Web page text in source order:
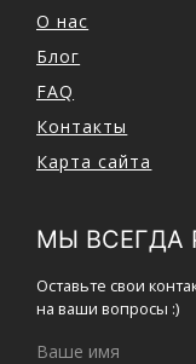
О нас
Блог
FAQ
Контакты
Карта сайта
МЫ ВСЕГДА
Оставьте свои
на ваши вопросы :)
Ваше имя